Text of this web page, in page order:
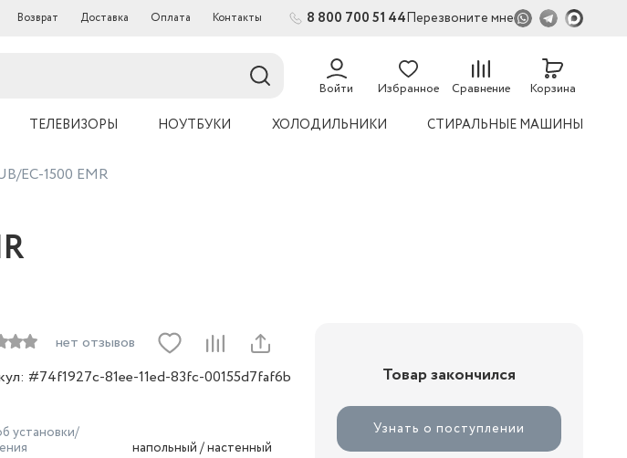
Возврат Доставка Оплата Контакты 8 800 700 51 44Перезвоните мне
Войти Избранное Сравнение Корзина
ТЕЛЕВИЗОРЫ НОУТБУКИ ХОЛОДИЛЬНИКИ СТИРАЛЬНЫЕ МАШИНЫ
EC-1500 EMR
нет отзывов
#74f1927c-81ee-11ed-83fc-00155d7faf6b
установки/
напольный / настенный
Товар закончился
Узнать о поступлении